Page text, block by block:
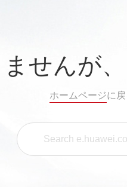
せんが
ホームページに